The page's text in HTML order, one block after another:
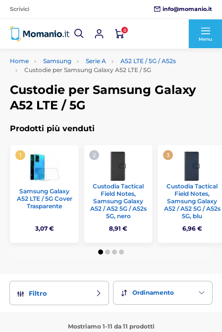
Scrivici info@momanio.it
0
Menu
Home Samsung Serie A
A52 LTE / 5G / A52s
Custodie per Samsung Galaxy A52 LTE / 5G
Custodie per Samsung Galaxy
A52 LTE / 5G
Prodotti più venduti
Samsung Galaxy
A52 LTE / 5G Cover
Trasparente
3,07 €
Custodia Tactical
Field Notes,
Samsung Galaxy
A52 / A52 5G / A52s
5G, nero
8,91 €
Custodia Tactical
Field Notes,
Samsung Galaxy
A52 / A52 5G / A52s
5G, blu
6,96 €
Filtro Ordinamento
Mostriamo 1-11 da 11 prodotti